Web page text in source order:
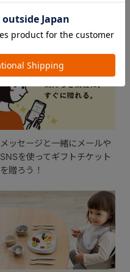
メッセージと一緒にメールや
SNSを使ってギフトチケット
を贈ろう！